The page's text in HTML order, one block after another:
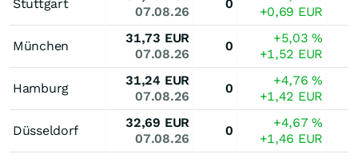
Stuttgart
07.08.26
0
+0,69 EUR
München
31,73 EUR
07.08.26
0
+5,03%
+1,52 EUR
Hamburg
31,24 EUR
07.08.26
0
+4,76%
+1,42 EUR
Düsseldorf
32,69 EUR
07.08.26
0
+4,67%
+1,46 EUR